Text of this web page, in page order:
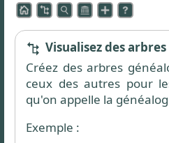
Visualisez des
Créez des arbres
ceux des autres pour
qu'on appelle la
Exemple :